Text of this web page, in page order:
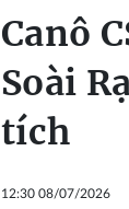
Canô
Soài
tích
12:30 08/07/2026